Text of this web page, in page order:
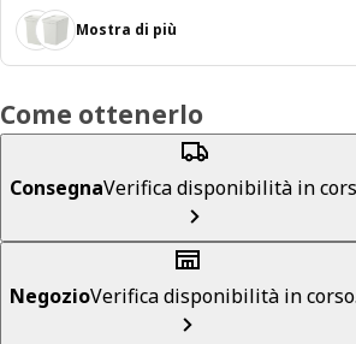
Mostra di più
Come ottenerlo
ConsegnaVerifica disponibilità in
NegozioVerifica disponibilità in